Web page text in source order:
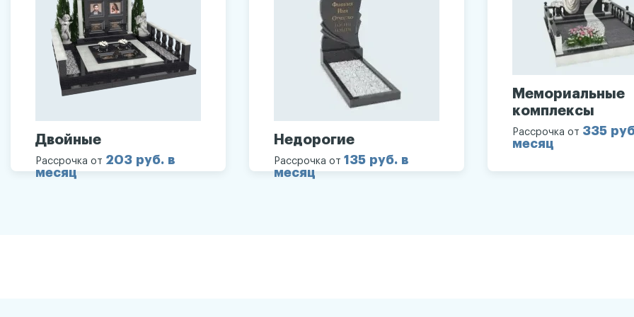
Двойные
Рассрочка от 203 руб. в
месяц
Недорогие
Рассрочка от 135 руб. в
месяц
Мемориальные
комплексы
Рассрочка от 335
месяц